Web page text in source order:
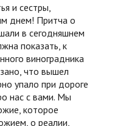
и сестры,
днем! Притча о
в сегодняшнем
показать, к
виноградника
что вышел
упало при дороге
нас с вами. Мы
которое
о реалии,